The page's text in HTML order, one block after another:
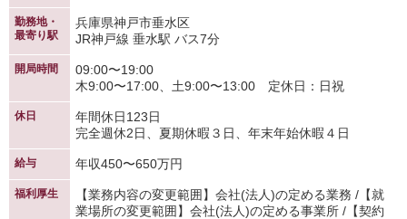
勤務地・
最寄り駅
兵庫県神戸市垂水区
JR神戸線 垂水駅 バス7分
開局時間
09:00〜19:00
木9:00〜17:00、土9:00〜13:00 定休日：日祝
休日
年間休日123日
完全週休2日、夏期休暇３日、年末年始休暇４日
給与 年収450〜650万円
福利厚生
【業務内容の変更範囲】会社(法人)の定める業務 /【就
業場所の変更範囲】会社(法人)の定める事業所 /【契約